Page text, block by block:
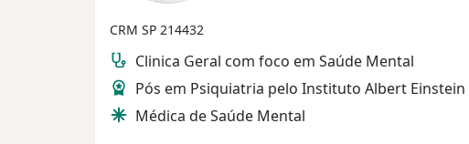
CRM SP 214432
Clinica Geral com foco em Saúde Mental
Pós em Psiquiatria pelo Instituto Albert Einstein
Médica de Saúde Mental